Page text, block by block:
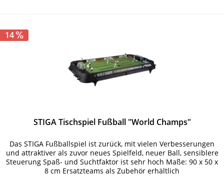
14
STIGA Tischspiel Fußball "World Champs"
Das STIGA Fußballspiel ist zurück, mit vielen Verbesserungen
und attraktiver als zuvor neues Spielfeld, neuer Ball, sensiblere
Steuerung Spaß- und Suchtfaktor ist sehr hoch Maße: 90 x 50 x
8 cm Ersatzteams als Zubehör erhältlich